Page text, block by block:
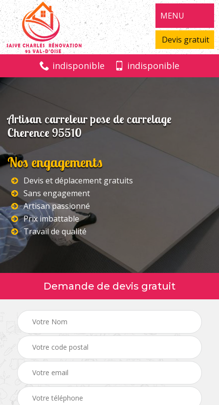
MENU
Devis gratuit
indisponible indisponible
Artisan carreleur pose de carrelage
Cherence 95510
Nos engagements
Devis et déplacement gratuits
Sans engagement
Artisan passionné
Prix imbattable
Travail de qualité
Demande de devis gratuit